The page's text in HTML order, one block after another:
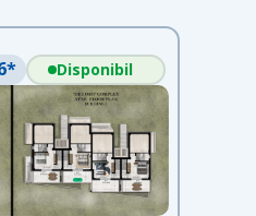
Disponibil